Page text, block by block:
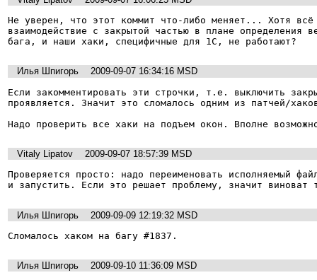
Не уверен, что этот коммит что-либо меняет... Хотя
взаимодействие с закрытой частью в плане определения
бага, и наши хаки, специфичные для 1С, не работают?
Илья Шпигорь
2009-09-07 16:34:16 MSD
Если закомментировать эти строчки, т.е. выключить
проявляется. Значит это сломалось одним из патчей/
Надо проверить все хаки на подъем окон. Вполне
Vitaly Lipatov
2009-09-07 18:57:39 MSD
Проверяется просто: надо переименовать исполняемый
и запустить. Если это решает проблему, значит виноват
Илья Шпигорь
2009-09-09 12:19:32 MSD
Сломалось хаком на багу #1837.
Илья Шпигорь
2009-09-10 11:36:09 MSD